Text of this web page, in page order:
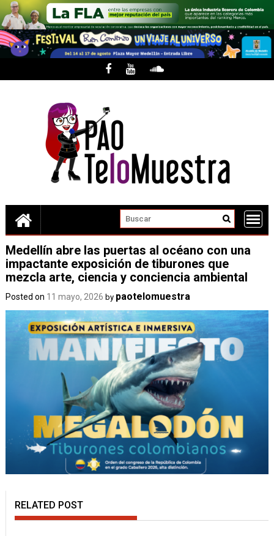
Medellín abre las puertas al océano con una
impactante exposición de tiburones que
mezcla arte, ciencia y conciencia ambiental
Posted on 11 mayo, 2026 by paotelomuestra
RELATED POST